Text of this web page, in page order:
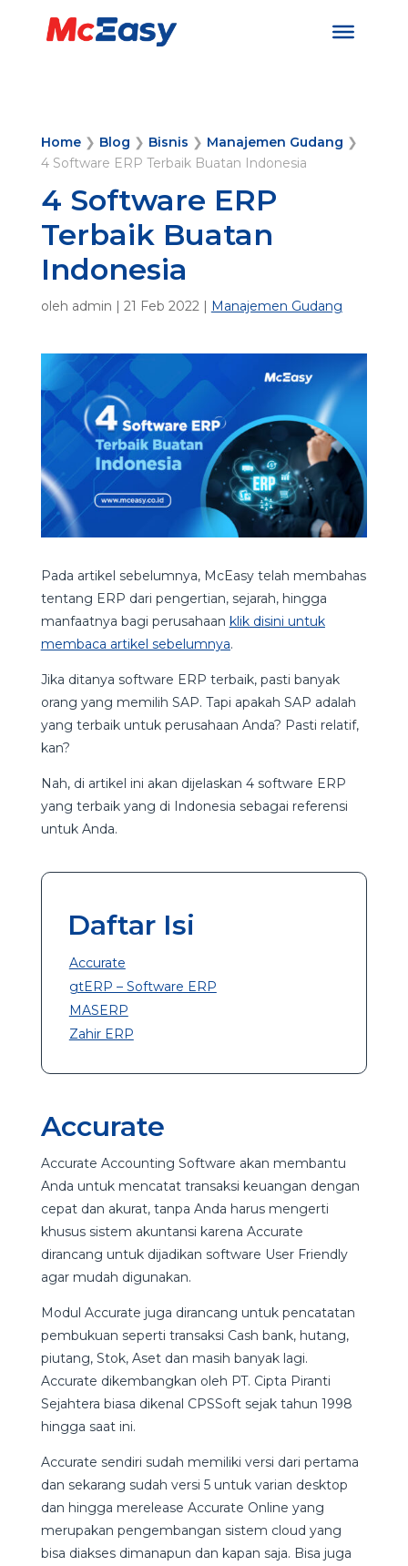
Home❯ Blog ❯ Bisnis ❯ Manajemen Gudang ❯
4 Software ERP Terbaik Buatan Indonesia
4 Software ERP
Terbaik Buatan
Indonesia
oleh admin | 21 Feb 2022| Manajemen Gudang
Pada artikel sebelumnya, McEasy telah membahas
tentang ERP dari pengertian, sejarah, hingga
manfaatnya bagi perusahaan klik disini untuk
membaca artikel sebelumnya.
Jika ditanya software ERP terbaik, pasti banyak
orang yang memilih SAP. Tapi apakah SAP adalah
yang terbaik untuk perusahaan Anda? Pasti relatif,
kan?
Nah, di artikel ini akan dijelaskan 4 software ERP
yang terbaik yang di Indonesia sebagai referensi
untuk Anda.
Daftar Isi
Accurate
gtERP – Software ERP
MASERP
Zahir ERP
Accurate
Accurate Accounting Software akan membantu
Anda untuk mencatat transaksi keuangan dengan
cepat dan akurat, tanpa Anda harus mengerti
khusus sistem akuntansi karena Accurate
dirancang untuk dijadikan software User Friendly
agar mudah digunakan.
Modul Accurate juga dirancang untuk pencatatan
pembukuan seperti transaksi Cash bank, hutang,
piutang, Stok, Aset dan masih banyak lagi.
Accurate dikembangkan oleh PT. Cipta Piranti
Sejahtera biasa dikenal CPSSoft sejak tahun 1998
hingga saat ini.
Accurate sendiri sudah memiliki versi dari pertama
dan sekarang sudah versi 5 untuk varian desktop
dan hingga merelease Accurate Online yang
merupakan pengembangan sistem cloud yang
bisa diakses dimanapun dan kapan saja. Bisa juga